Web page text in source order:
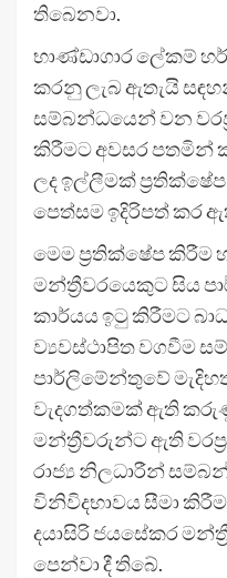
තිබෙනවා.
භාණ්ඩාගාර ලේකම්
කරනු ලැබ ඇතැයි
සම්බන්ධයෙන් වන
කිරීමට අවසර පතමින්
ලද ඉල්ලීමක්
පෙත්සම ඉදිරිපත් කර
මෙම ප්‍රතික්ෂේප කිරීම
මන්ත්‍රීවරයෙකුට සිය
කාර්යය ඉටු කිරීමට
ව්‍යවස්ථාපිත වගවීම
පාර්ලිමේන්තුවේ
වැදගත්කමක් ඇති
මන්ත්‍රීවරුන්ට ඇති
රාජ්‍ය නිලධාරීන්
විනිවිදභාවය සීමා
දයාසිරි ජයසේකර
පෙන්වා දී තිබේ.